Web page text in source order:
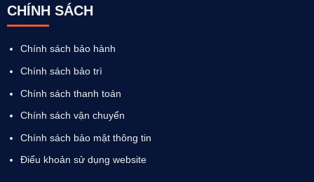
CHÍNH SÁCH
Chính sách bảo hành
Chính sách bảo trì
Chính sách thanh toán
Chính sách vận chuyển
Chính sách bảo mật thông tin
Điểu khoản sử dụng website